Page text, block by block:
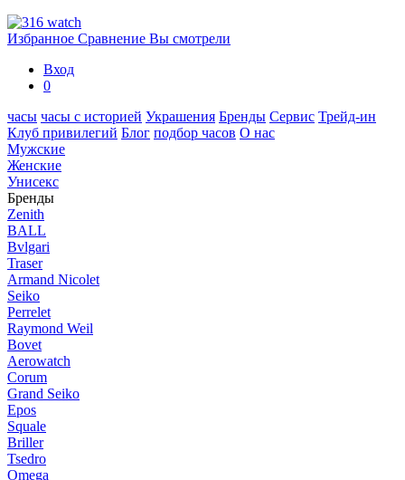
Избранное Сравнение Вы смотрели
Вход
0
часы часы с историей Украшения Бренды Сервис Трейд-ин
Клуб привилегий Блог подбор часов О нас
Мужские
Женские
Унисекс
Бренды
Zenith
BALL
Bvlgari
Traser
Armand Nicolet
Seiko
Perrelet
Raymond Weil
Bovet
Aerowatch
Corum
Grand Seiko
Epos
Squale
Briller
Tsedro
Omega